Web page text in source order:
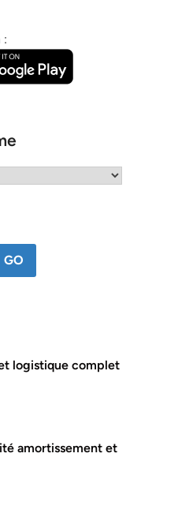
:
GO
logistique complet
amortissement et